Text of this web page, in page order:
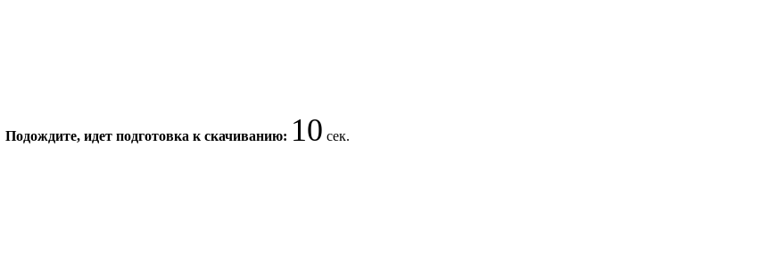
Подождите, идет подготовка к скачиванию:9сек.